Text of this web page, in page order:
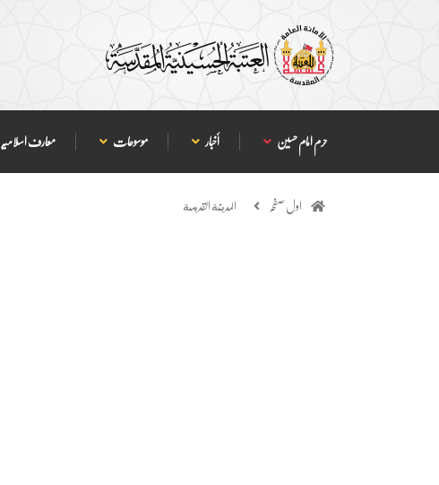
حرم امام حسین أخبار موسوعات معارف اسلامیہ
اول صفحہ المدينة القديمة